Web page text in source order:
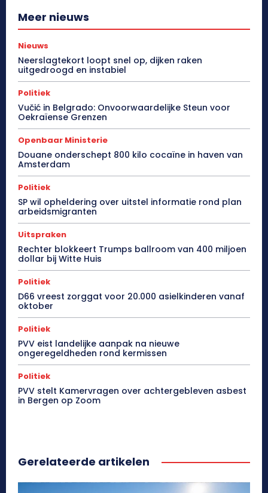
Meer nieuws
Nieuws
Neerslagtekort loopt snel op, dijken raken
uitgedroogd en instabiel
Politiek
Vučić in Belgrado: Onvoorwaardelijke Steun voor
Oekraïense Grenzen
Openbaar Ministerie
Douane onderschept 800 kilo cocaïne in haven van
Amsterdam
Politiek
SP wil opheldering over uitstel informatie rond plan
arbeidsmigranten
Uitspraken
Rechter blokkeert Trumps ballroom van 400 miljoen
dollar bij Witte Huis
Politiek
D66 vreest zorggat voor 20.000 asielkinderen vanaf
oktober
Politiek
PVV eist landelijke aanpak na nieuwe
ongeregeldheden rond kermissen
Politiek
PVV stelt Kamervragen over achtergebleven asbest
in Bergen op Zoom
Gerelateerde artikelen